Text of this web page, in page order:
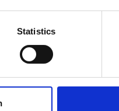
Statistics